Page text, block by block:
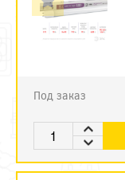
Под заказ